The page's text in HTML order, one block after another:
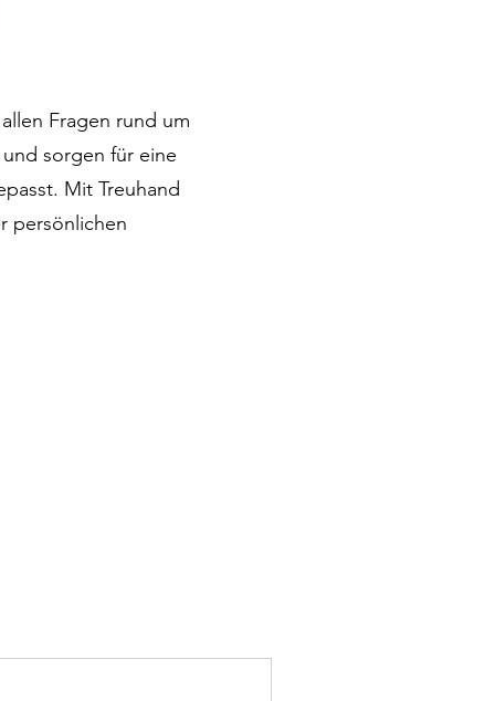
Fragen rund um
sorgen für eine
Mit Treuhand
persönlichen